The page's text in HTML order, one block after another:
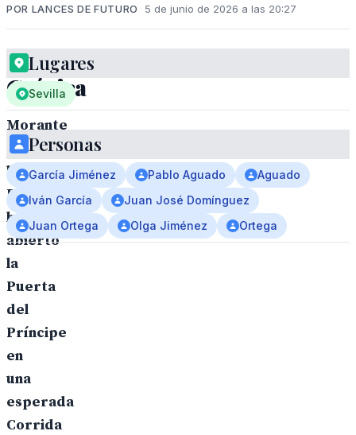
POR LANCES DE FUTURO 5 de junio de 2026 a las 20:27
Crónica
Morante
de
la
Puebla
ha
abierto
la
Puerta
del
Príncipe
en
una
esperada
Corrida
Lugares
Sevilla
Personas
García Jiménez Pablo Aguado
Aguado
Iván García
Juan José Domínguez
Juan Ortega
Olga Jiménez Ortega